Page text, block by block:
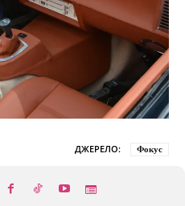
ДЖЕРЕЛО: Фокус